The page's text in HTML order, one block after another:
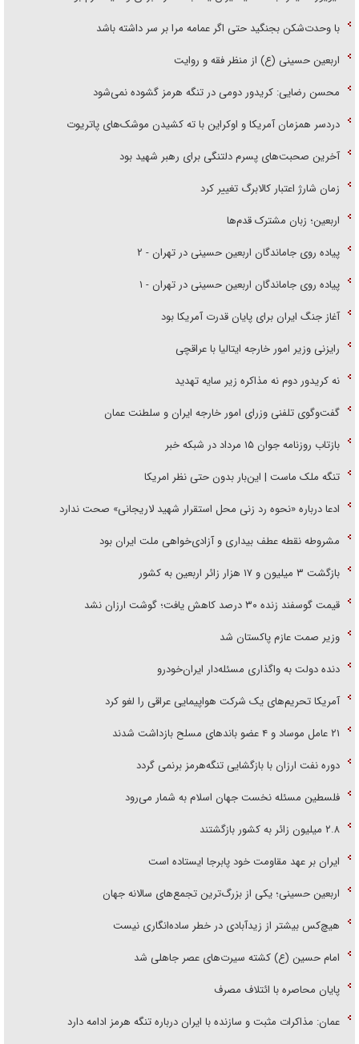
با وحدت‌شکن بجنگید حتی اگر عمامه مرا بر سر داشته باشد
اربعین حسینی (ع) از منظر فقه و روایت
محسن رضایی: کریدور دومی در تنگه هرمز گشوده نمی‌شود
دردسر همزمان آمریکا و اوکراین با ته کشیدن موشک‌های پاتریوت
آخرین صحبت‌های پسرم دلتنگی برای رهبر شهید بود
زمان شارژ اعتبار کالابرگ تغییر کرد
اربعین؛ زبان مشترک قدم‌ها
پیاده روی جاماندگان اربعین حسینی در تهران - ۲
پیاده روی جاماندگان اربعین حسینی در تهران - ۱
آغاز جنگ ایران برای پایان قدرت آمریکا بود
رایزنی وزیر امور خارجه ایتالیا با عراقچی
نه کریدور دوم نه مذاکره زیر سایه تهدید
گفت‌وگوی تلفنی وزرای امور خارجه ایران و سلطنت عمان
بازتاب روزنامه جوان ۱۵ مرداد در شبکه خبر
تنگه ملک ماست | این‌بار بدون حتی نظر امریکا
ادعا درباره «نحوه رد زنی محل استقرار شهید لاریجانی» صحت ندارد
مشروطه نقطه عطف بیداری و آزادی‌خواهی ملت ایران بود
بازگشت ۳ میلیون و ۱۷ هزار زائر اربعین به کشور
قیمت گوسفند زنده ۳۰ درصد کاهش یافت؛ گوشت ارزان نشد
وزیر صمت عازم پاکستان شد
دنده دولت به واگذاری مسئله‌دار ایران‌خودرو
آمریکا تحریم‌های یک شرکت هواپیمایی عراقی را لغو کرد
۲۱ عامل موساد و ۴ عضو باند‌های مسلح بازداشت شدند
دوره نفت ارزان با بازگشایی تنگه‌هرمز برنمی گردد
فلسطین مسئله نخست جهان اسلام به شمار می‌رود
۲.۸ میلیون زائر به کشور بازگشتند
ایران بر عهد مقاومت خود پابرجا ایستاده است
اربعین حسینی؛ یکی از بزرگ‌ترین تجمع‌های سالانه جهان
هیچ‌کس بیشتر از زیدآبادی در خطر ساده‌انگاری نیست
امام حسین (ع) کشته سیرت‌های عصر جاهلی شد
پایان محاصره با ائتلاف مصرف
عمان: مذاکرات مثبت و سازنده با ایران درباره تنگه هرمز ادامه دارد